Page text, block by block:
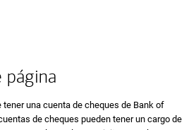
página
tener una cuenta de cheques de Bank of
de cheques pueden tener un cargo de